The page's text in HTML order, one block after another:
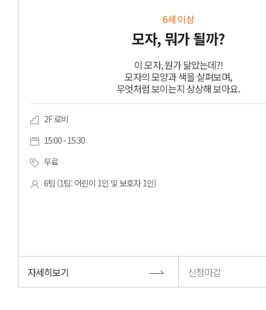
6세 이상
모자, 뭐가 될까?
이 모자, 뭔가 닮았는데?!
모자의 모양과 색을 살펴보며,
무엇처럼 보이는지 상상해 보아요.
2F 로비
15:00 - 15:30
무료
6팀 (1팀: 어린이 1인 및 보호자 1인)
자세히보기 신청마감